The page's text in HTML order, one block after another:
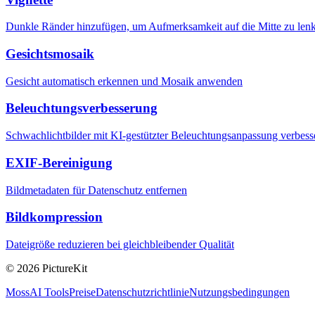
Dunkle Ränder hinzufügen, um Aufmerksamkeit auf die Mitte zu
Gesichtsmosaik
Gesicht automatisch erkennen und Mosaik anwenden
Beleuchtungsverbesserung
Schwachlichtbilder mit KI-gestützter Beleuchtungsanpassung
EXIF-Bereinigung
Bildmetadaten für Datenschutz entfernen
Bildkompression
Dateigröße reduzieren bei gleichbleibender Qualität
© 2026 PictureKit
MossAI ToolsPreiseDatenschutzrichtlinieNutzungsbedingungen